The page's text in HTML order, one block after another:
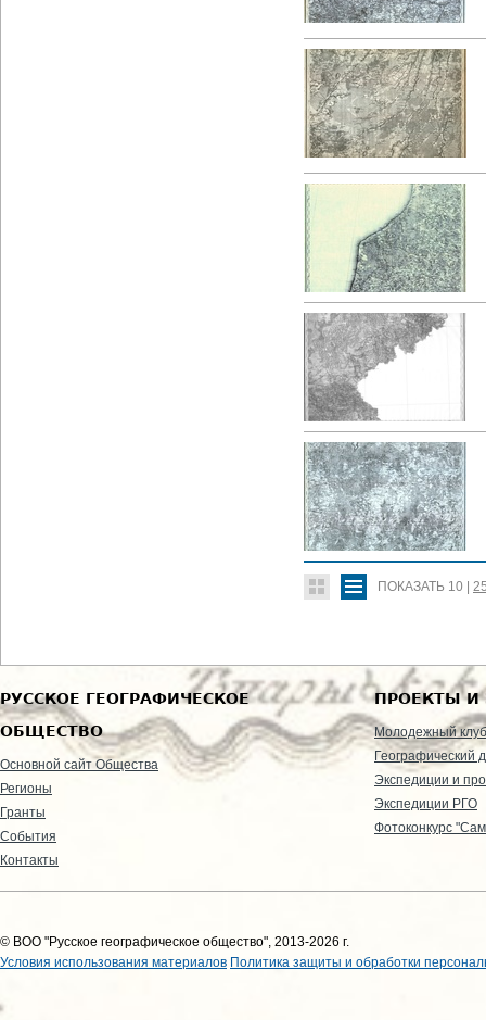
ПОКАЗАТЬ 10 |
РУССКОЕ ГЕОГРАФИЧЕСКОЕ
ОБЩЕСТВО
Основной сайт Общества
Регионы
Гранты
События
Контакты
ПРОЕКТЫ И
Молодежный клуб
Географический
Экспедиции и
Экспедиции РГО
Фотоконкурс
© ВОО "Русское географическое общество", 2013-2026 г.
Условия использования материалов Политика защиты и обработки